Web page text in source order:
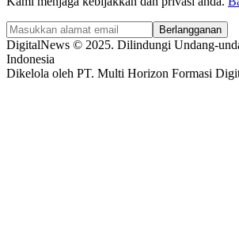
Berlangganan
DigitalNews © 2025. Dilindungi Undang-
Indonesia
Dikelola oleh PT. Multi Horizon Formasi